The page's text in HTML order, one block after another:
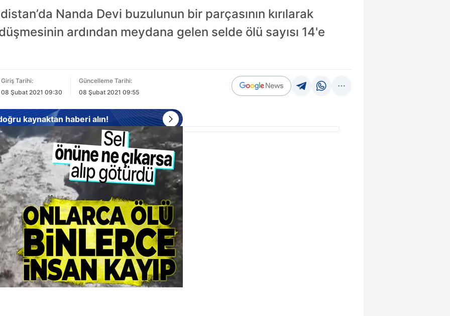
Nanda Devi buzulunun bir parçasının kırılarak
ardından meydana gelen selde ölü sayısı 14'e
Giriş Tarihi:
08 Şubat 2021 09:30
Güncelleme Tarihi:
08 Şubat 2021 09:55
kaynaktan haberi alın!